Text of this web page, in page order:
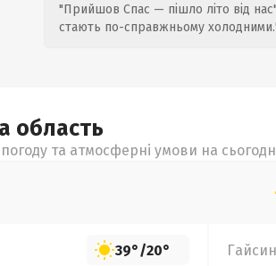
"Прийшов Спас — пішло літо від
стають по-справжньому
область
та атмосферні умови на
39°/20° Гайсин